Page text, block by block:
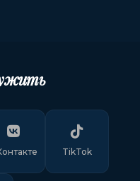
TikTok